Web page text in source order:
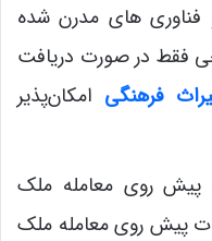
‌های مدرن شده‌
فقط در صورت دریافت
فرهنگی امکان‌پذیر
پیش روی معامله ملک
پیش روی معامله ملک